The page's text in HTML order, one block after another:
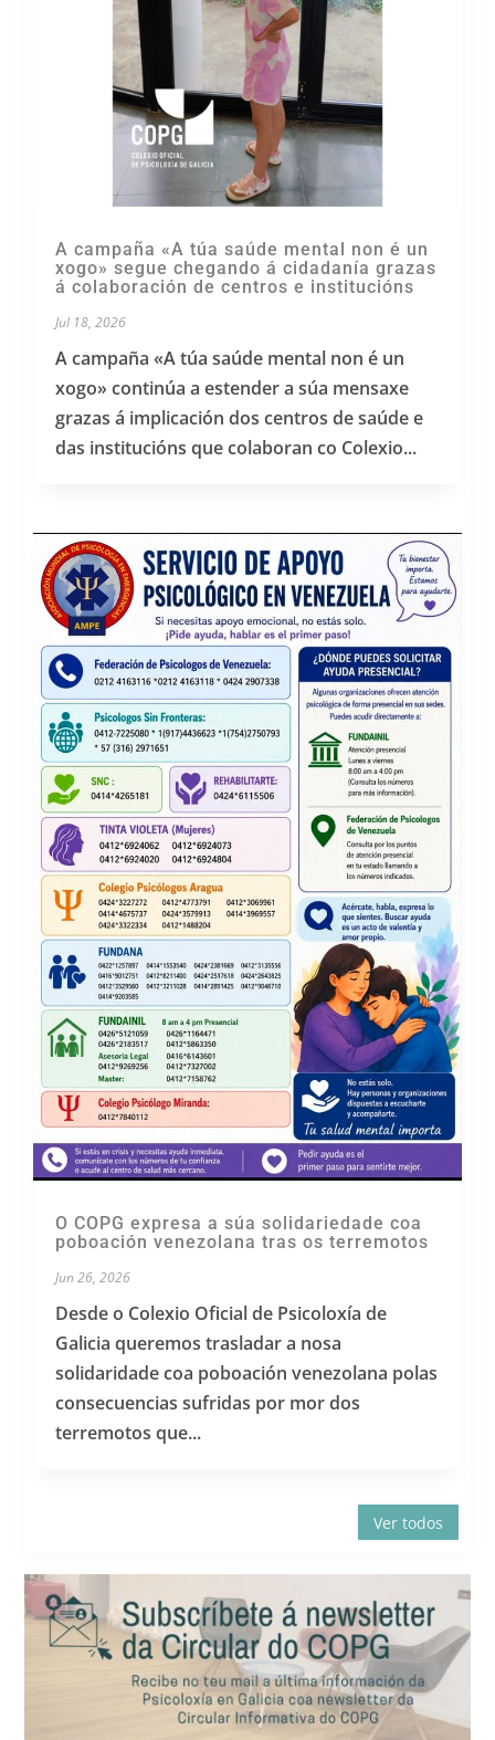
A campaña «A túa saúde mental non é un
xogo» segue chegando á cidadanía grazas
á colaboración de centros e institucións
Jul 18, 2026
A campaña «A túa saúde mental non é un
xogo» continúa a estender a súa mensaxe
grazas á implicación dos centros de saúde e
das institucións que colaboran co Colexio...
O COPG expresa a súa solidariedade coa
poboación venezolana tras os terremotos
Jun 26, 2026
Desde o Colexio Oficial de Psicoloxía de
Galicia queremos trasladar a nosa
solidaridade coa poboación venezolana polas
consecuencias sufridas por mor dos
terremotos que...
Ver todos